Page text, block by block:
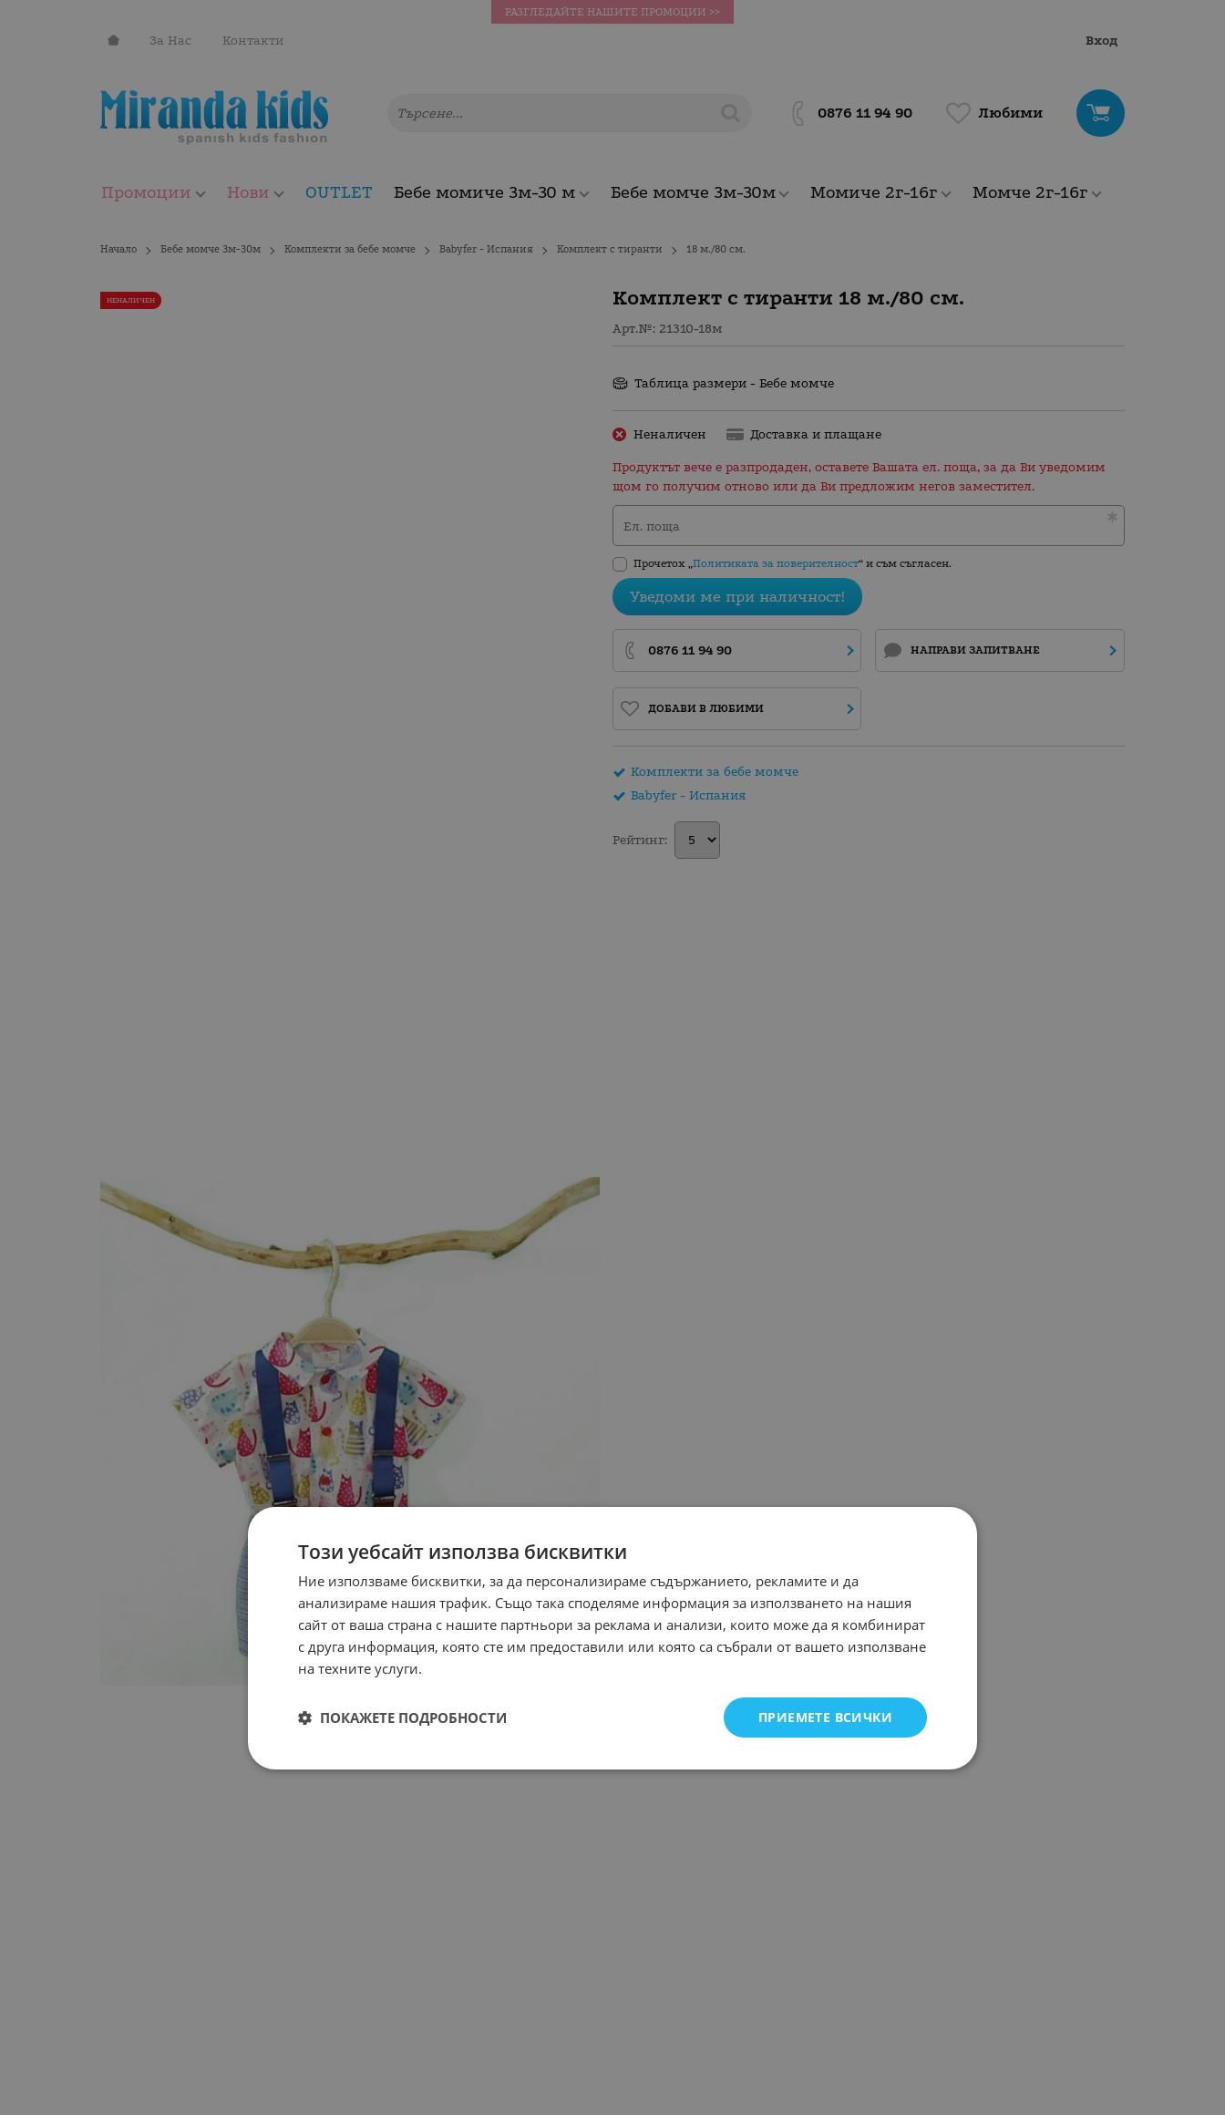
РАЗГЛЕДАЙТЕ НАШИТЕ ПРОМОЦИИ >>
За Нас Контакти Вход
0876 11 94 90 Любими
Промоции Нови OUTLET Бебе момиче 3м-30 м Бебе момче 3м-30м Момиче 2г-16г Момче 2г-16г
Начало Бебе момче 3м-30м Комплекти за бебе момче Babyfer - Испания Комплект с тиранти 18 м./80 см.
Комплект с тиранти 18 м./80 см.
Арт.№: 21310-18м
НЕНАЛИЧЕН
Таблица размери - Бебе момче
Неналичен Доставка и плащане
Продуктът вече е разпродаден, оставете Вашата ел. поща, за да Ви уведомим
щом го получим отново или да Ви предложим негов заместител.
Ел. поща
Прочетох „Политиката за поверителност“ и съм съгласен.
Уведоми ме при наличност!
0876 11 94 90 НАПРАВИ ЗАПИТВАНЕ
ДОБАВИ В ЛЮБИМИ
Комплекти за бебе момче
Babyfer - Испания
Рейтинг:
Този уебсайт използва бисквитки
Ние използваме бисквитки, за да персонализираме съдържанието, рекламите и да
анализираме нашия трафик. Също така споделяме информация за използването на нашия
сайт от ваша страна с нашите партньори за реклама и анализи, които може да я комбинират
с друга информация, която сте им предоставили или която са събрали от вашето използване
на техните услуги.
ПРИЕМЕТЕ ВСИЧКИ
ПОКАЖЕТЕ ПОДРОБНОСТИ